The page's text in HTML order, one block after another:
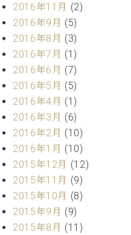
2016年11月 (2)
2016年9月 (5)
2016年8月 (3)
2016年7月 (1)
2016年6月 (7)
2016年5月 (5)
2016年4月 (1)
2016年3月 (6)
2016年2月 (10)
2016年1月 (10)
2015年12月 (12)
2015年11月 (9)
2015年10月 (8)
2015年9月 (9)
2015年8月 (11)